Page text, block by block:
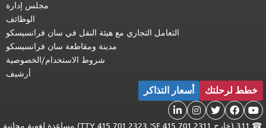
مجلس إدارة
الوظائف
التعامل التجاري مع هيئة النقل في سان فرانسيسكو
مدينة ومقاطعة سان فرانسيسكو
شروط الاستخدام/الخصوصية
أرشيف
خطط لرحلتك أسعار التذاكر





☎ 311 (خارج SF 415.701.2311؛ TTY 415.701.2323) مساعدة لغوية مجانية